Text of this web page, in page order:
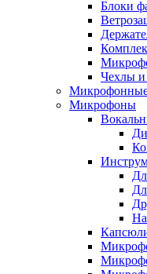
Блоки
Чехлы
Микрофоны